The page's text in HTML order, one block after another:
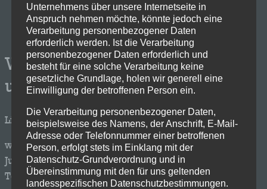
Wichtiger Parkhinweis für
unser Jubiläumswochenende!
Liebe Besucherinnen und Besucher,
wir freuen uns riesig darauf, das große
Jubiläumswochenende mit euch an der Schröder
Teams Arena Wellensiek zu feiern!
Unternehmens über unsere Internetseite in
Anspruch nehmen möchte, könnte jedoch eine
Verarbeitung personenbezogener Daten
erforderlich werden. Ist die Verarbeitung
personenbezogener Daten erforderlich und
besteht für eine solche Verarbeitung keine
gesetzliche Grundlage, holen wir generell eine
Einwilligung der betroffenen Person ein.
Die Verarbeitung personenbezogener Daten,
beispielsweise des Namens, der Anschrift, E-Mail-
Adresse oder Telefonnummer einer betroffenen
Person, erfolgt stets im Einklang mit der
Datenschutz-Grundverordnung und in
Übereinstimmung mit den für uns geltenden
landesspezifischen Datenschutzbestimmungen.